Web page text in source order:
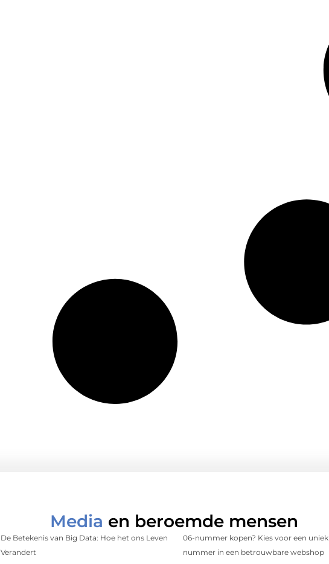
Media en beroemde mensen
De Betekenis van Big Data: Hoe het ons Leven
Verandert
06-nummer kopen? Kies voor een uniek
nummer in een betrouwbare webshop